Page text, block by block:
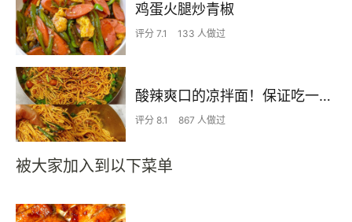
鸡蛋火腿炒青椒
评分 7.1 133 人做过
酸辣爽口的凉拌面！保证吃一次就上瘾
评分 8.1 867 人做过
被大家加入到以下菜单